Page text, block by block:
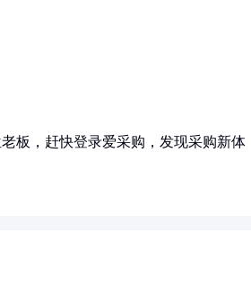
板，赶快登录爱采购，发现采购新体